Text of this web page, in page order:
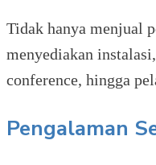
Tidak hanya menjual
menyediakan
conference, hingga
Pengalaman